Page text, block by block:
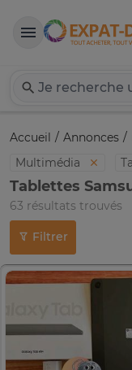
Accueil Annonces
Multimédia
Tablettes
63 résultats trouvés
Filtrer